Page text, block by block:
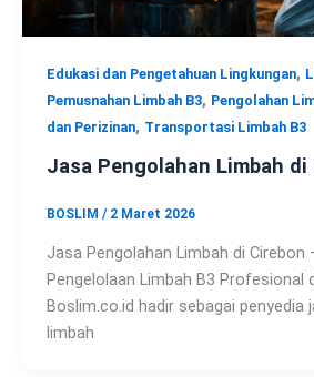
Edukasi dan Pengetahuan Lingkungan,
Pemusnahan Limbah B3, Pengolahan
dan Perizinan, Transportasi Limbah B3
Jasa Pengolahan Limbah di
BOSLIM / 2 Maret 2026
Jasa Pengolahan Limbah di Cirebon
Pengelolaan Limbah B3 Profesional
Boslim.co.id hadir sebagai penyedia
limbah